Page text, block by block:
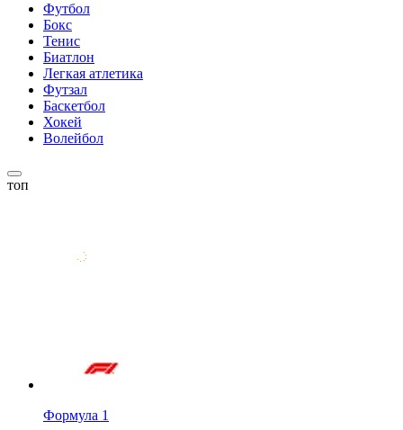
Футбол
Бокс
Тенис
Биатлон
Легкая атлетика
Футзал
Баскетбол
Хокей
Волейбол
топ
Формула 1